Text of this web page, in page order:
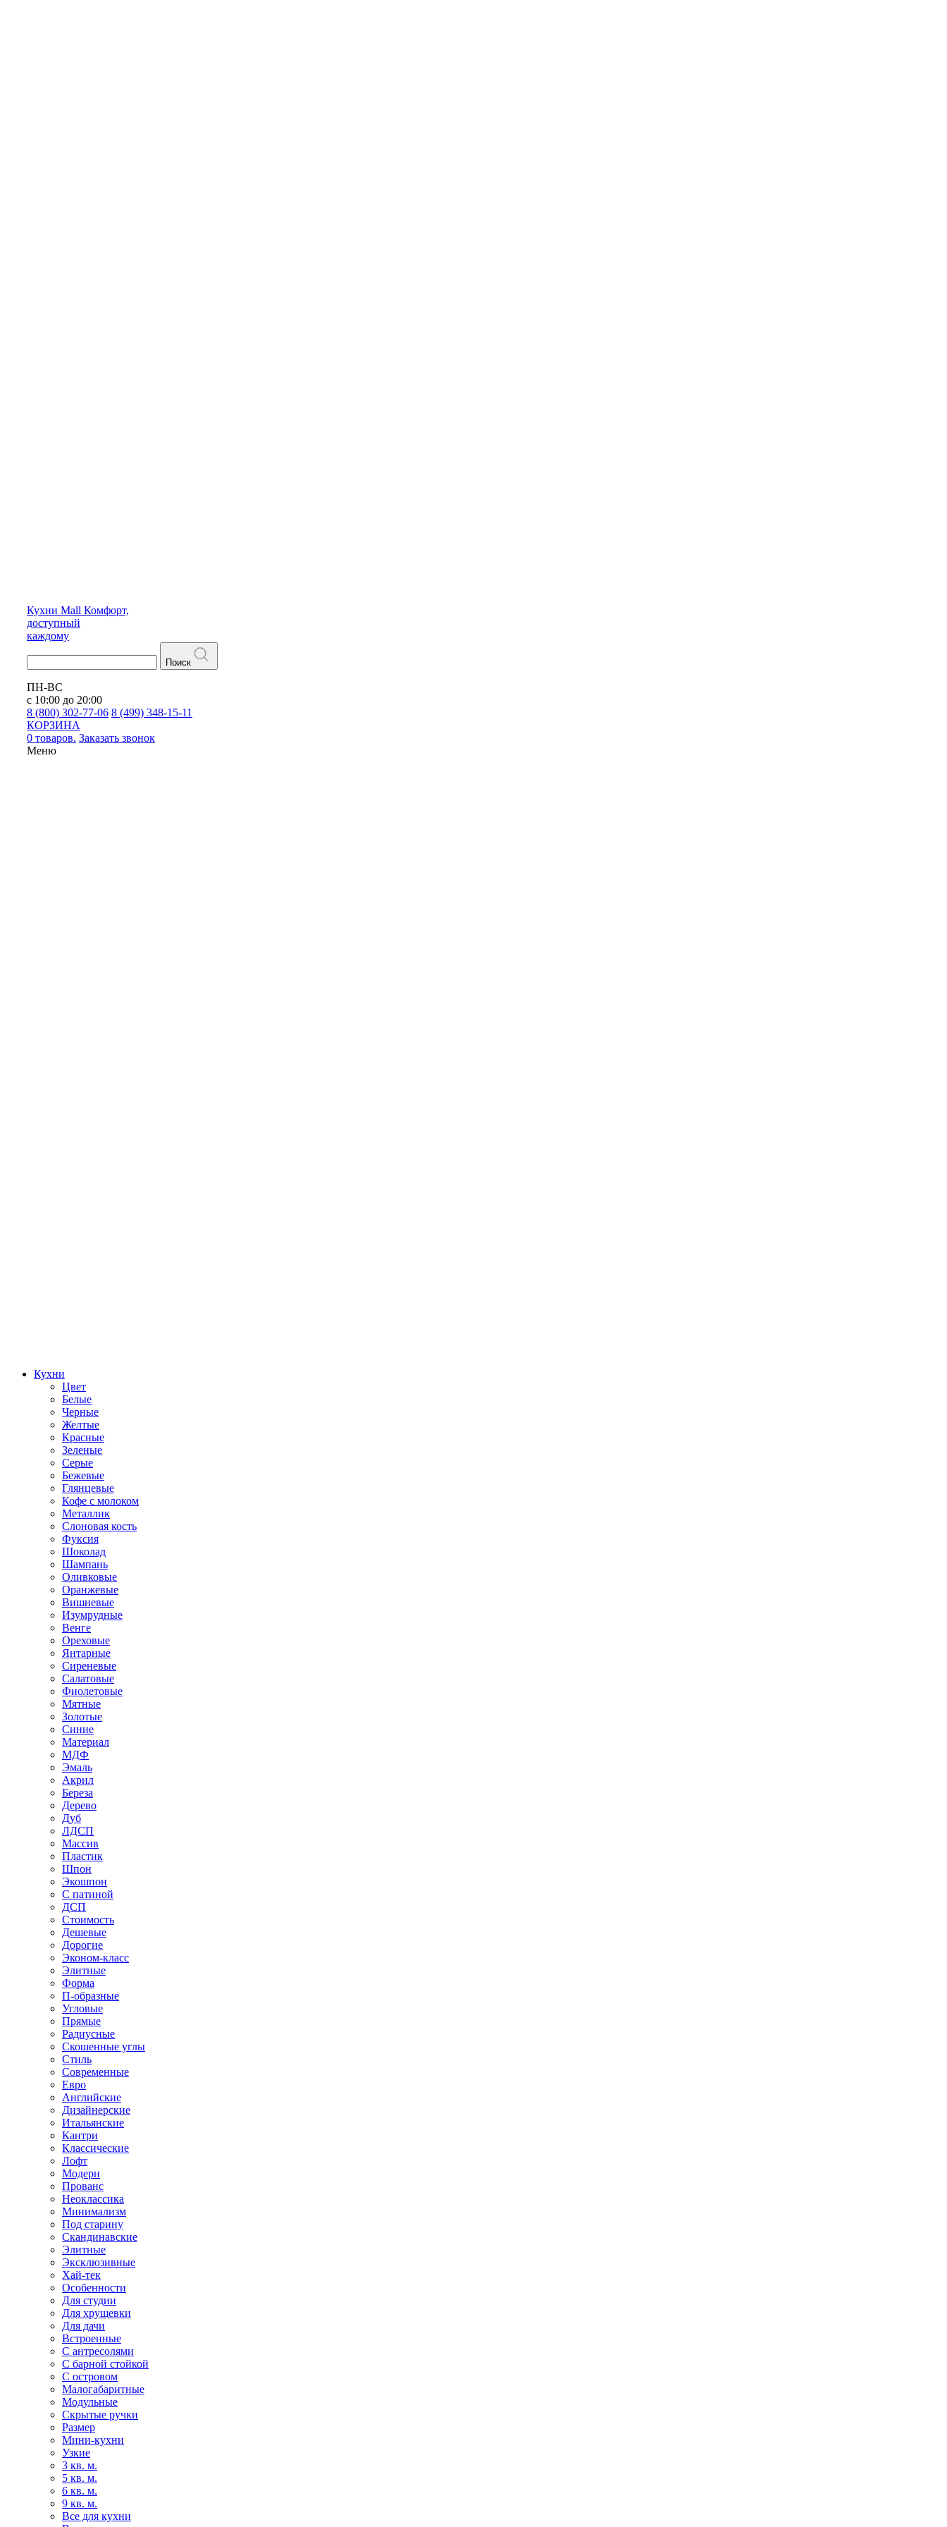
Кухни Mall Комфорт,
доступный
каждому
Поиск
ПН-ВС
с 10:00 до 20:00
8 (800) 302-77-06 8 (499) 348-15-11
КОРЗИНА
0 товаров. Заказать звонок
Меню
Кухни
Цвет
Белые
Черные
Желтые
Красные
Зеленые
Серые
Бежевые
Глянцевые
Кофе с молоком
Металлик
Слоновая кость
Фуксия
Шоколад
Шампань
Оливковые
Оранжевые
Вишневые
Изумрудные
Венге
Ореховые
Янтарные
Сиреневые
Салатовые
Фиолетовые
Мятные
Золотые
Синие
Материал
МДФ
Эмаль
Акрил
Береза
Дерево
Дуб
ЛДСП
Массив
Пластик
Шпон
Экошпон
С патиной
ДСП
Стоимость
Дешевые
Дорогие
Эконом-класс
Элитные
Форма
П-образные
Угловые
Прямые
Радиусные
Скошенные углы
Стиль
Современные
Евро
Английские
Дизайнерские
Итальянские
Кантри
Классические
Лофт
Модерн
Прованс
Неоклассика
Минимализм
Под старину
Скандинавские
Элитные
Эксклюзивные
Хай-тек
Особенности
Для студии
Для хрущевки
Для дачи
Встроенные
С антресолями
С барной стойкой
С островом
Малогабаритные
Модульные
Скрытые ручки
Размер
Мини-кухни
Узкие
3 кв. м.
5 кв. м.
6 кв. м.
9 кв. м.
Все для кухни